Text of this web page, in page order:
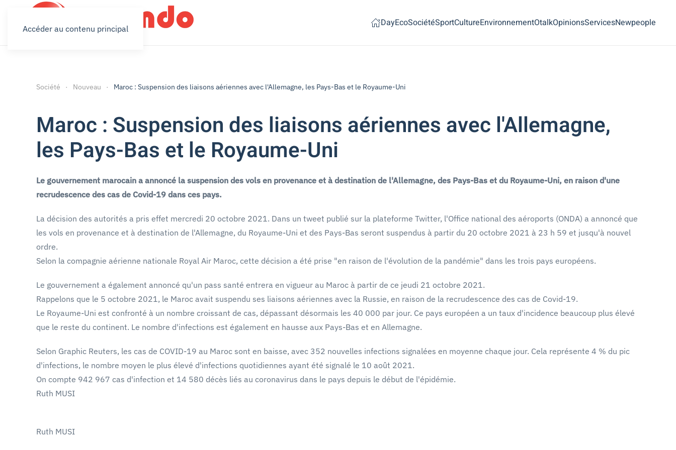
Accéder au contenu principal DayEcoSociétéSportCultureEnvironnementOtalkOpinionsServicesNewpeople
Société Nouveau Maroc : Suspension des liaisons aériennes avec l'Allemagne, les Pays-Bas et le Royaume-Uni
Maroc : Suspension des liaisons aériennes avec l'Allemagne,
les Pays-Bas et le Royaume-Uni
Le gouvernement marocain a annoncé la suspension des vols en provenance et à destination de l'Allemagne, des Pays-Bas et du Royaume-Uni, en raison d'une
recrudescence des cas de Covid-19 dans ces pays.
La décision des autorités a pris effet mercredi 20 octobre 2021. Dans un tweet publié sur la plateforme Twitter, l'Office national des aéroports (ONDA) a annoncé que
les vols en provenance et à destination de l'Allemagne, du Royaume-Uni et des Pays-Bas seront suspendus à partir du 20 octobre 2021 à 23 h 59 et jusqu'à nouvel
ordre.
Selon la compagnie aérienne nationale Royal Air Maroc, cette décision a été prise "en raison de l'évolution de la pandémie" dans les trois pays européens.
Le gouvernement a également annoncé qu'un pass santé entrera en vigueur au Maroc à partir de ce jeudi 21 octobre 2021.
Rappelons que le 5 octobre 2021, le Maroc avait suspendu ses liaisons aériennes avec la Russie, en raison de la recrudescence des cas de Covid-19.
Le Royaume-Uni est confronté à un nombre croissant de cas, dépassant désormais les 40 000 par jour. Ce pays européen a un taux d'incidence beaucoup plus élevé
que le reste du continent. Le nombre d'infections est également en hausse aux Pays-Bas et en Allemagne.
Selon Graphic Reuters, les cas de COVID-19 au Maroc sont en baisse, avec 352 nouvelles infections signalées en moyenne chaque jour. Cela représente 4 % du pic
d'infections, le nombre moyen le plus élevé d'infections quotidiennes ayant été signalé le 10 août 2021.
On compte 942 967 cas d'infection et 14 580 décès liés au coronavirus dans le pays depuis le début de l'épidémie.
Ruth MUSI
Ruth MUSI